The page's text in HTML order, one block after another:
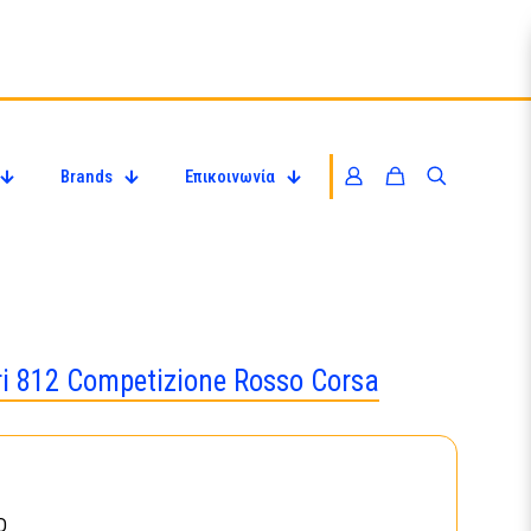
Brands Επικοινωνία
812 Competizione Rosso Corsa